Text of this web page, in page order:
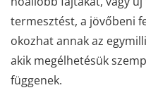
termesztést, a jövőbeni
okozhat annak az
akik megélhetésük
függenek.